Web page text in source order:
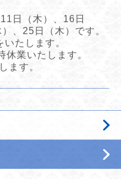
日（木）、16日
、25日（木）です。
たします。
業いたします。
ます。